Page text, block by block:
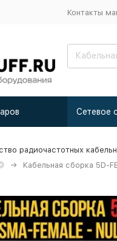
Контакты
радиочастотных
Кабельная сборка 5D-